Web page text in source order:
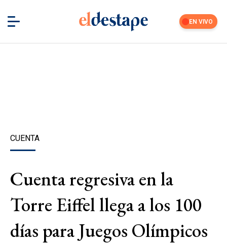
EN VIVO
CUENTA
Cuenta regresiva en la
Torre Eiffel llega a los 100
días para Juegos Olímpicos